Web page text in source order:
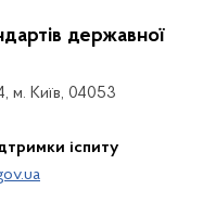
державної
м. Київ, 04053
іспиту